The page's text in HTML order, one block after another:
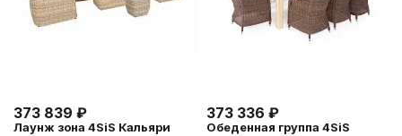
373 839 ₽
Лаунж зона 4SiS Кальяри
373 336 ₽
Обеденная группа 4SiS